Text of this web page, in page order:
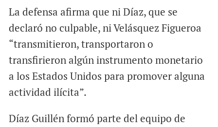
La defensa afirma que ni Díaz, que se
declaró no culpable, ni Velásquez Figueroa
“transmitieron, transportaron o
transfirieron algún instrumento monetario
a los Estados Unidos para promover alguna
actividad ilícita”.
Díaz Guillén formó parte del equipo de